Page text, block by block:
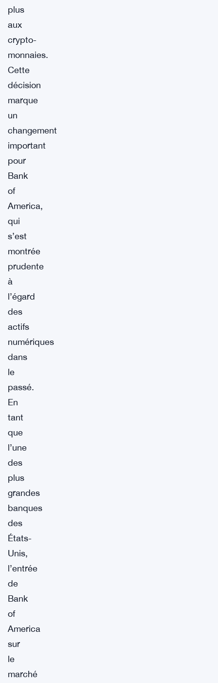
plus
aux
crypto-
monnaies.
Cette
décision
marque
un
changement
important
pour
Bank
of
America,
qui
s’est
montrée
prudente
à
l’égard
des
actifs
numériques
dans
le
passé.
En
tant
que
l’une
des
plus
grandes
banques
des
États-
Unis,
l’entrée
de
Bank
of
America
sur
le
marché